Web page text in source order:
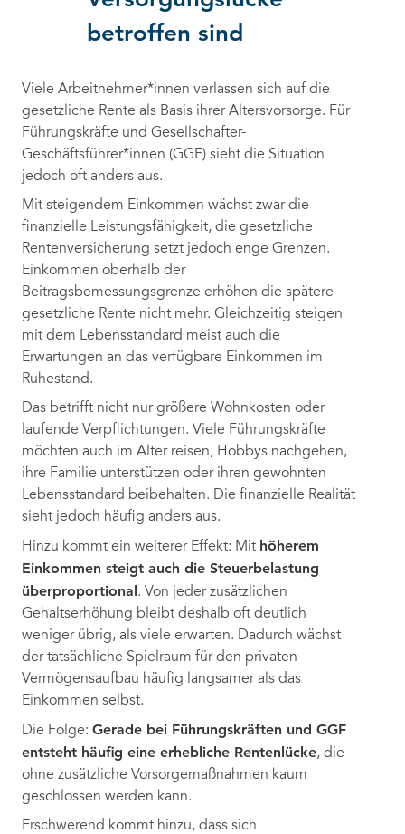
betroffen sind
Viele Arbeitnehmer*innen verlassen sich auf die
gesetzliche Rente als Basis ihrer Altersvorsorge. Für
Führungskräfte und Gesellschafter-
Geschäftsführer*innen (GGF) sieht die Situation
jedoch oft anders aus.
Mit steigendem Einkommen wächst zwar die
finanzielle Leistungsfähigkeit, die gesetzliche
Rentenversicherung setzt jedoch enge Grenzen.
Einkommen oberhalb der
Beitragsbemessungsgrenze erhöhen die spätere
gesetzliche Rente nicht mehr. Gleichzeitig steigen
mit dem Lebensstandard meist auch die
Erwartungen an das verfügbare Einkommen im
Ruhestand.
Das betrifft nicht nur größere Wohnkosten oder
laufende Verpflichtungen. Viele Führungskräfte
möchten auch im Alter reisen, Hobbys nachgehen,
ihre Familie unterstützen oder ihren gewohnten
Lebensstandard beibehalten. Die finanzielle Realität
sieht jedoch häufig anders aus.
Hinzu kommt ein weiterer Effekt: Mit höherem
Einkommen steigt auch die Steuerbelastung
überproportional. Von jeder zusätzlichen
Gehaltserhöhung bleibt deshalb oft deutlich
weniger übrig, als viele erwarten. Dadurch wächst
der tatsächliche Spielraum für den privaten
Vermögensaufbau häufig langsamer als das
Einkommen selbst.
Die Folge: Gerade bei Führungskräften und GGF
entsteht häufig eine erhebliche Rentenlücke, die
ohne zusätzliche Vorsorgemaßnahmen kaum
geschlossen werden kann.
Erschwerend kommt hinzu, dass sich